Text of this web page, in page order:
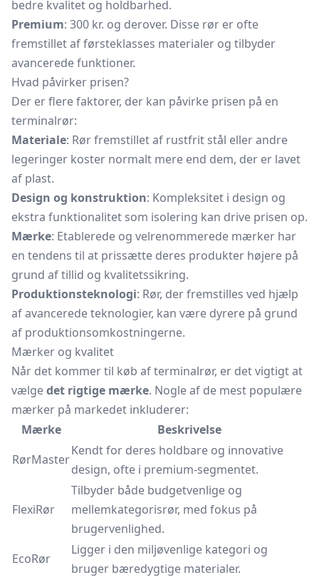
bedre kvalitet og holdbarhed.
Premium: 300 kr. og derover. Disse rør er ofte
fremstillet af førsteklasses materialer og tilbyder
avancerede funktioner.
Hvad påvirker prisen?
Der er flere faktorer, der kan påvirke prisen på en
terminalrør:
Materiale: Rør fremstillet af rustfrit stål eller andre
legeringer koster normalt mere end dem, der er lavet
af plast.
Design og konstruktion: Kompleksitet i design og
ekstra funktionalitet som isolering kan drive prisen op.
Mærke: Etablerede og velrenommerede mærker har
en tendens til at prissætte deres produkter højere på
grund af tillid og kvalitetssikring.
Produktionsteknologi: Rør, der fremstilles ved hjælp
af avancerede teknologier, kan være dyrere på grund
af produktionsomkostningerne.
Mærker og kvalitet
Når det kommer til køb af terminalrør, er det vigtigt at
vælgedet rigtige mærke. Nogle af de mest populære
mærker på markedet inkluderer:
Mærke
Beskrivelse
RørMaster
Kendt for deres holdbare og innovative
design, ofte i premium-segmentet.
FlexiRør
Tilbyder både budgetvenlige og
mellemkategorisrør, med fokus på
brugervenlighed.
EcoRør
Ligger i den miljøvenlige kategori og
bruger bæredygtige materialer.